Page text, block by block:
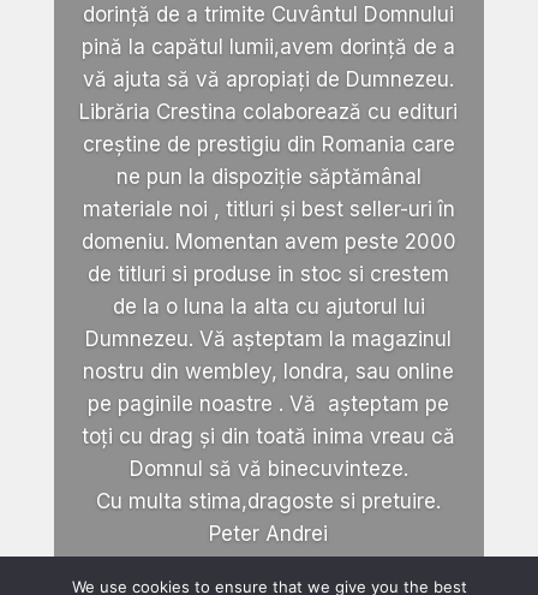
dorință de a trimite Cuvântul Domnului
pină la capătul lumii,avem dorință de a
vă ajuta să vă apropiați de Dumnezeu.
Librăria Crestina colaborează cu edituri
creștine de prestigiu din Romania care
ne pun la dispoziție săptămânal
materiale noi , titluri și best seller-uri în
domeniu. Momentan avem peste 2000
de titluri si produse in stoc si crestem
de la o luna la alta cu ajutorul lui
Dumnezeu. Vă așteptam la magazinul
nostru din wembley, londra, sau online
pe paginile noastre . Vă așteptam pe
toți cu drag și din toată inima vreau că
Domnul să vă binecuvinteze.
Cu multa stima,dragoste si pretuire.
Peter Andrei
We use cookies to ensure that we give you the best